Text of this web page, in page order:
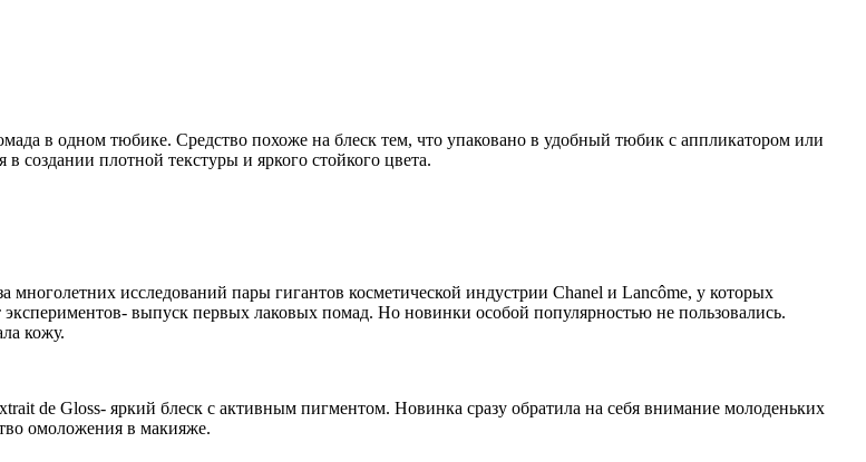
в одном тюбике. Средство похоже на блеск тем, что упаковано в удобный тюбик с аппликатором или
создании плотной текстуры и яркого стойкого цвета.
многолетних исследований пары гигантов косметической индустрии Chanel и Lancôme, у которых
выпуск первых лаковых помад. Но новинки особой популярностью не пользовались.
кожу.
de Gloss- яркий блеск с активным пигментом. Новинка сразу обратила на себя внимание молоденьких
омоложения в макияже.